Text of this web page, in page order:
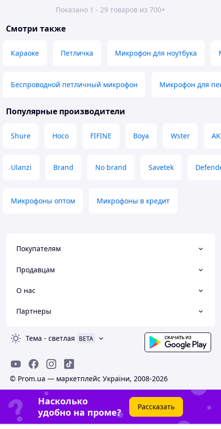
Показано 1 - 29 товаров из 700+
Смотри также
Караоке Петличка Микрофон для ноутбука
Беспроводной петличный микрофон Микрофон для
Популярные производители
Shure Hoco FIFINE Boya Wster
Ulanzi Brand No brand Savetek
Микрофоны оптом Микрофоны в кредит
Покупателям
Продавцам
О нас
Партнеры
Тема - светлая BETA
© Prom.ua — маркетплейс України, 2008-2026
Насколько
удобно на проме?
Рассказать